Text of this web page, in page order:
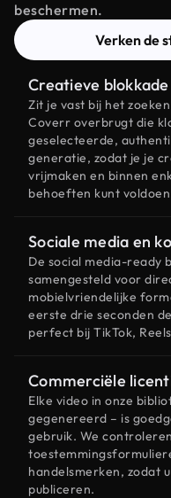
beschermen.
Verken de
Creatieve
Zit je vast bij het
Coverr overbrugt die
geselecteerde,
generatie, zodat je je
vrijmaken en binnen
behoeften kunt
Sociale media en
De social media-ready
samengesteld voor
mobielvriendelijke
eerste drie seconden
perfect bij TikTok,
Commerciële
Elke video in onze
gegenereerd – is
gebruik. We
handelsmerken, zodat
publiceren.